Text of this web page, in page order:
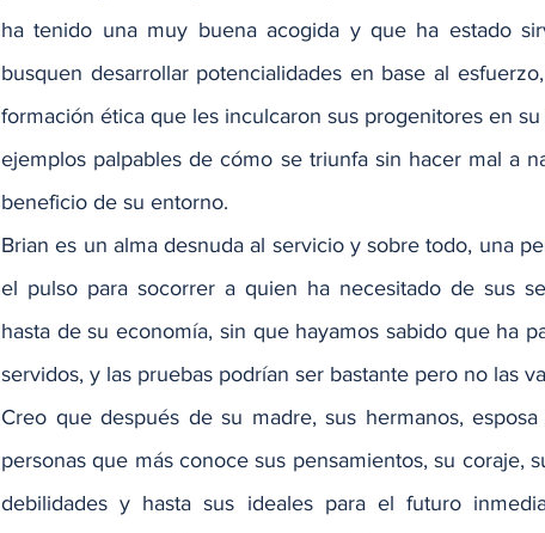
ha tenido una muy buena acogida y que ha estado
busquen desarrollar potencialidades en base al
formación ética que les inculcaron sus progenitores en
ejemplos palpables de cómo se triunfa sin hacer mal a
beneficio de su entorno.
Brian es un alma desnuda al servicio y sobre todo, una
el pulso para socorrer a quien ha necesitado de sus
hasta de su economía, sin que hayamos sabido que ha
servidos, y las pruebas podrían ser bastante pero no las
Creo que después de su madre, sus hermanos,
personas que más conoce sus pensamientos, su coraje,
debilidades y hasta sus ideales para el futuro